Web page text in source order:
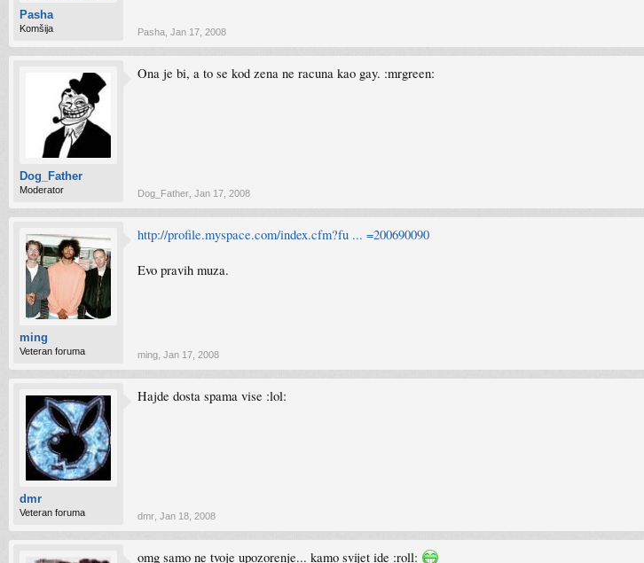
Pasha
Komšija Pasha Jan 17, 2008
Dog_Father
Moderator
Ona je bi, a to se kod zena ne racuna kao gay. :mrgreen:
Dog_Father Jan 17, 2008
ming
Veteran foruma
http://profile.myspace.com/index.cfm?fu ... =200690090
Evo pravih muza.
ming Jan 17, 2008
dmr
Veteran foruma
Hajde dosta spama vise :lol:
dmr Jan 18, 2008
omg samo ne tvoje upozorenje... kamo svijet ide :roll: